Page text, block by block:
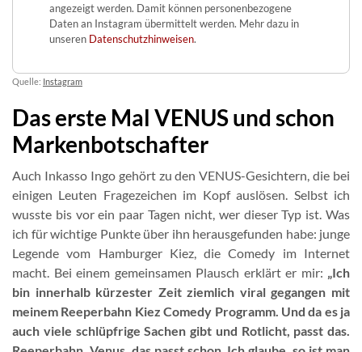
angezeigt werden. Damit können personenbezogene
Daten an Instagram übermittelt werden. Mehr dazu in
unseren Datenschutzhinweisen.
Quelle: Instagram
Das erste Mal VENUS und schon
Markenbotschafter
Auch Inkasso Ingo gehört zu den VENUS-Gesichtern, die bei
einigen Leuten Fragezeichen im Kopf auslösen. Selbst ich
wusste bis vor ein paar Tagen nicht, wer dieser Typ ist. Was
ich für wichtige Punkte über ihn herausgefunden habe: junge
Legende vom Hamburger Kiez, die Comedy im Internet
macht. Bei einem gemeinsamen Plausch erklärt er mir: „Ich
bin innerhalb kürzester Zeit ziemlich viral gegangen mit
meinem Reeperbahn Kiez Comedy Programm. Und da es ja
auch viele schlüpfrige Sachen gibt und Rotlicht, passt das.